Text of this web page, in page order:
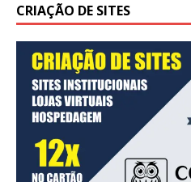
CRIAÇÃO DE SITES